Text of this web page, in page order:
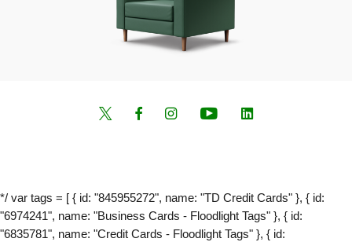
*/ var tags = [ { id: "845955272", name: "TD Credit Cards" }, { id:
"6974241", name: "Business Cards - Floodlight Tags" }, { id:
"6835781", name: "Credit Cards - Floodlight Tags" }, { id: